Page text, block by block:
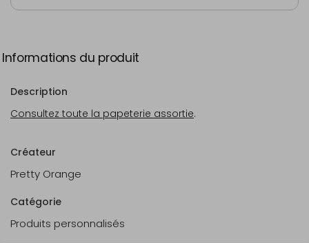
Informations du produit
Description
Consultez toute la papeterie assortie.
Créateur
Pretty Orange
Catégorie
Produits personnalisés